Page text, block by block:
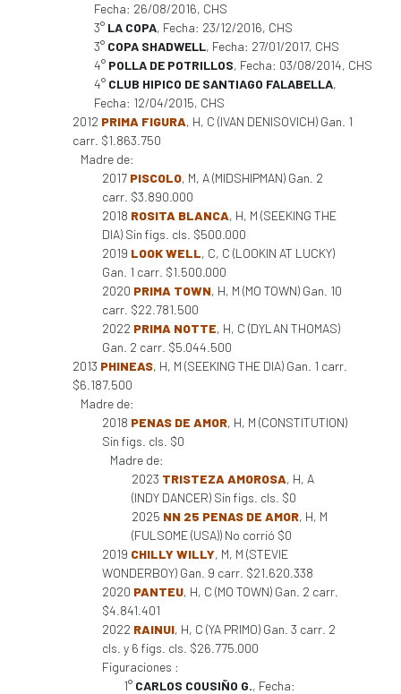
Fecha: 26/08/2016, CHS
3° LA COPA, Fecha: 23/12/2016, CHS
3° COPA SHADWELL, Fecha: 27/01/2017, CHS
4° POLLA DE POTRILLOS, Fecha: 03/08/2014, CHS
4° CLUB HIPICO DE SANTIAGO FALABELLA,
Fecha: 12/04/2015, CHS
2012 PRIMA FIGURA, H, C (IVAN DENISOVICH) Gan. 1
carr. $1.863.750
Madre de:
2017 PISCOLO, M, A (MIDSHIPMAN) Gan. 2
carr. $3.890.000
2018 ROSITA BLANCA, H, M (SEEKING THE
DIA) Sin figs. cls. $500.000
2019 LOOK WELL, C, C (LOOKIN AT LUCKY)
Gan. 1 carr. $1.500.000
2020 PRIMA TOWN, H, M (MO TOWN) Gan. 10
carr. $22.781.500
2022 PRIMA NOTTE, H, C (DYLAN THOMAS)
Gan. 2 carr. $5.044.500
2013 PHINEAS, H, M (SEEKING THE DIA) Gan. 1 carr.
$6.187.500
Madre de:
2018 PENAS DE AMOR, H, M (CONSTITUTION)
Sin figs. cls. $0
Madre de:
2023 TRISTEZA AMOROSA, H, A
(INDY DANCER) Sin figs. cls. $0
2025 NN 25 PENAS DE AMOR, H, M
(FULSOME (USA)) No corrió $0
2019 CHILLY WILLY, M, M (STEVIE
WONDERBOY) Gan. 9 carr. $21.620.338
2020 PANTEU, H, C (MO TOWN) Gan. 2 carr.
$4.841.401
2022 RAINUI, H, C (YA PRIMO) Gan. 3 carr. 2
cls. y 6 figs. cls. $26.775.000
Figuraciones :
1° CARLOS COUSIÑO G., Fecha: